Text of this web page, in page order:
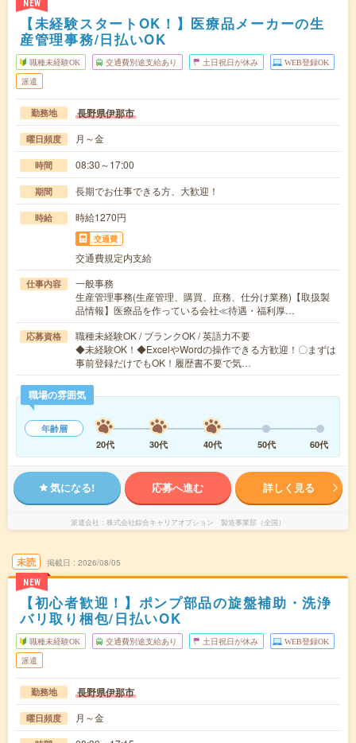
NEW
【未経験スタートOK！】医療品メーカーの生
産管理事務/日払いOK
職種未経験OK 交通費別途支給あり 土日祝日が休み WEB登録OK
派遣
勤務地 長野県伊那市
曜日頻度 月～金
時間 08:30～17:00
期間 長期でお仕事できる方、大歓迎！
時給 時給1270円
交通費
交通費規定内支給
仕事内容
一般事務
生産管理事務(生産管理、購買、庶務、仕分け業務)【取扱製
品情報】医療品を作っている会社≪待遇・福利厚…
応募資格
職種未経験OK / ブランクOK / 英語力不要
◆未経験OK！◆ExcelやWordの操作できる方歓迎！〇まずは
事前登録だけでもOK！履歴書不要で気…
職場の雰囲気
年齢層
20代
30代 40代 50代 60代
気になる! 応募へ進む 詳しく見る
派遣会社 株式会社綜合キャリアオプション 製造事業部（全国）
未読
NEW
掲載日 2026/08/05
【初心者歓迎！】ポンプ部品の旋盤補助・洗浄
バリ取り梱包/日払いOK
職種未経験OK 交通費別途支給あり 土日祝日が休み WEB登録OK
派遣
勤務地 長野県伊那市
曜日頻度 月～金